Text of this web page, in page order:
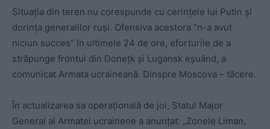
Situația din teren nu corespunde cu cerințele lui Putin și
dorința generalilor ruși. Ofensiva acestora “n-a avut
niciun succes” în ultimele 24 de ore, eforturile de a
străpunge frontul din Donețk și Lugansk eșuând, a
comunicat Armata ucraineană. Dinspre Moscova – tăcere.
În actualizarea sa operațională de joi, Statul Major
General al Armatei ucrainene a anunțat: „Zonele Liman,